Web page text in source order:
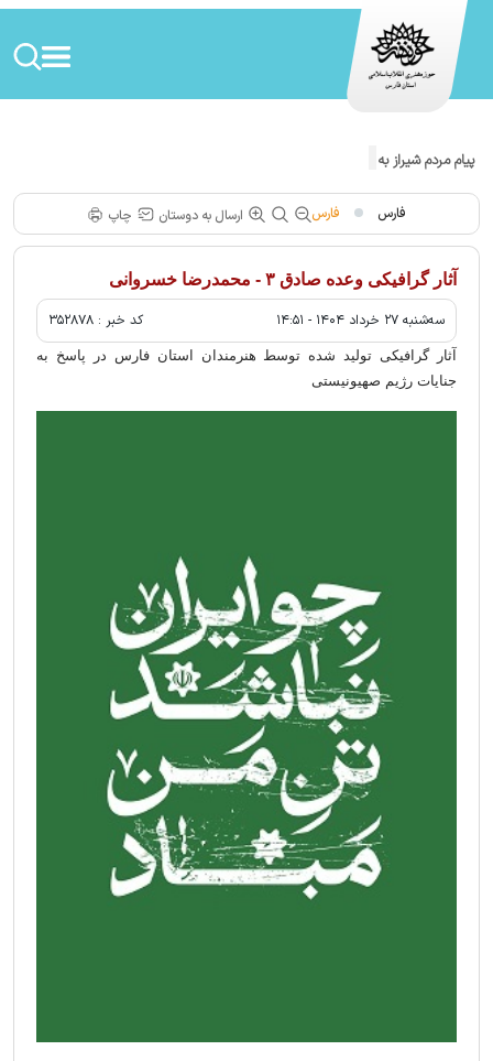
پیام مردم شیراز به رژیم صهیونیستی!
فارس فارس ارسال به دوستان چاپ
آثار گرافیکی وعده صادق ۳ - محمدرضا خسروانی
سه‌شنبه ۲۷ خرداد ۱۴۰۴ - ۱۴:۵۱ کد خبر :
آثار گرافیکی تولید شده توسط هنرمندان استان فارس در پاسخ به
جنایات رژیم صهیونیستی